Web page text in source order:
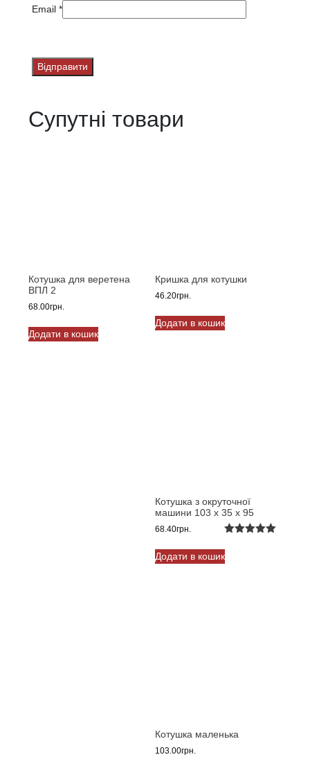
Email *
Супутні товари
Котушка для веретена
ВПЛ 2
68.00грн.
Додати в кошик
Кришка для котушки
46.20грн.
Додати в кошик
Котушка з окруточної
машини 103 х 35 х 95
5.00
68.40грн.
Додати в кошик
Котушка маленька
103.00грн.